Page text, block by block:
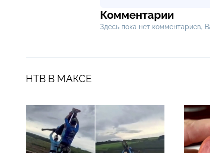
Комментарии
Здесь пока нет комментариев,
НТВ В МАКСЕ